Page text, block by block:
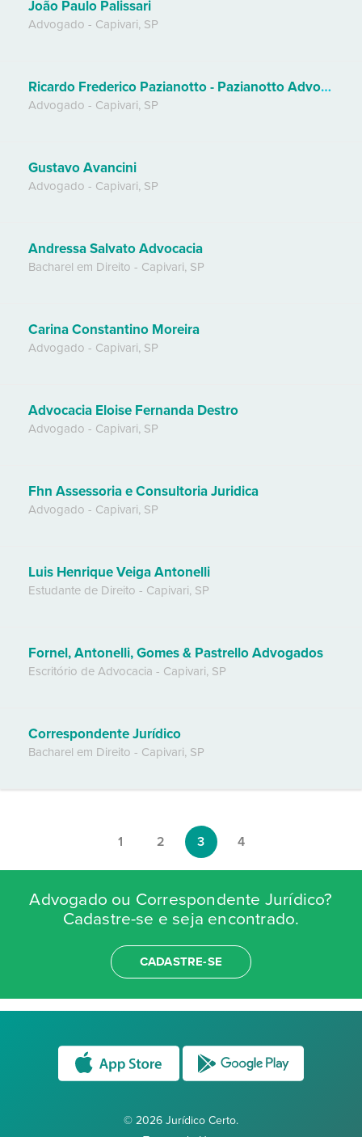
João Paulo Palissari
Advogado - Capivari, SP
Ricardo Frederico Pazianotto - Pazianotto Advogados
Advogado - Capivari, SP
Gustavo Avancini
Advogado - Capivari, SP
Andressa Salvato Advocacia
Bacharel em Direito - Capivari, SP
Carina Constantino Moreira
Advogado - Capivari, SP
Advocacia Eloise Fernanda Destro
Advogado - Capivari, SP
Fhn Assessoria e Consultoria Juridica
Advogado - Capivari, SP
Luis Henrique Veiga Antonelli
Estudante de Direito - Capivari, SP
Fornel, Antonelli, Gomes & Pastrello Advogados
Escritório de Advocacia - Capivari, SP
Correspondente Jurídico
Bacharel em Direito - Capivari, SP
1 2 3 4
Advogado ou Correspondente Jurídico?
Cadastre-se e seja encontrado.
CADASTRE-SE
© 2026 Jurídico Certo.